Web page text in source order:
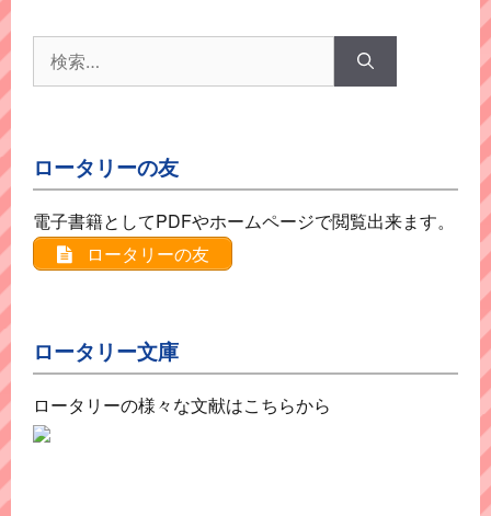
索:
ロータリーの友
電子書籍としてPDFやホームページで閲覧出来ます。
ロータリーの友
ロータリー文庫
ロータリーの様々な文献はこちらから